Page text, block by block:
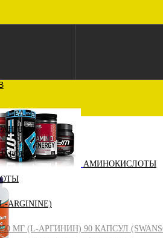
АМИНОКИСЛОТЫ
ARGININE)
МГ (L-АРГИНИН) 90 КАПСУЛ